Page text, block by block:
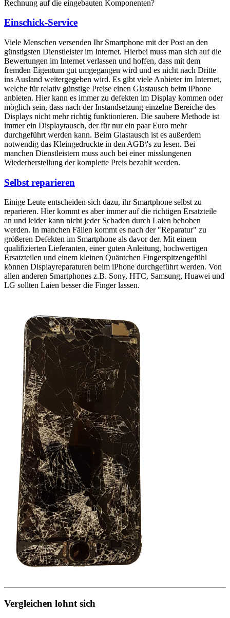
Rechnung auf die eingebauten Komponenten?
Einschick-Service
Viele Menschen versenden Ihr Smartphone mit der Post an den
günstigsten Dienstleister im Internet. Hierbei muss man sich auf die
Bewertungen im Internet verlassen und hoffen, dass mit dem
fremden Eigentum gut umgegangen wird und es nicht nach Dritte
ins Ausland weitergegeben wird. Es gibt viele Anbieter im Internet,
welche für relativ günstige Preise einen Glastausch beim iPhone
anbieten. Hier kann es immer zu defekten im Display kommen oder
möglich sein, dass nach der Instandsetzung einzelne Bereiche des
Displays nicht mehr richtig funktionieren. Die saubere Methode ist
immer ein Displaytausch, der für nur ein paar Euro mehr
durchgeführt werden kann. Beim Glastausch ist es außerdem
notwendig das Kleingedruckte in den AGB\'s zu lesen. Bei
manchen Dienstleistern muss auch bei einer misslungenen
Wiederherstellung der komplette Preis bezahlt werden.
Selbst reparieren
Einige Leute entscheiden sich dazu, ihr Smartphone selbst zu
reparieren. Hier kommt es aber immer auf die richtigen Ersatzteile
an und leider kann nicht jeder Schaden durch Laien behoben
werden. In manchen Fällen kommt es nach der "Reparatur" zu
größeren Defekten im Smartphone als davor der. Mit einem
qualifizierten Lieferanten, einer guten Anleitung, hochwertigen
Ersatzteilen und einem kleinen Quäntchen Fingerspitzengefühl
können Displayreparaturen beim iPhone durchgeführt werden. Von
allen anderen Smartphones z.B. Sony, HTC, Samsung, Huawei und
LG sollten Laien besser die Finger lassen.
Vergleichen lohnt sich